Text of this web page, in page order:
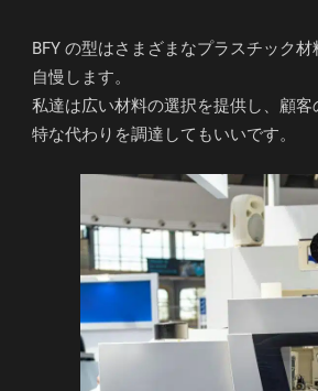
BFY の型はさまざまなプラスチック
自慢します。
私達は広い材料の選択を提供し、顧客
特な代わりを調達してもいいです。